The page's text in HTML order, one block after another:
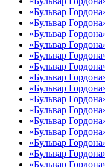
«Бульвар
«Бульвар
«Бульвар
«Бульвар
«Бульвар
«Бульвар
«Бульвар
«Бульвар
«Бульвар
«Бульвар
«Бульвар
«Бульвар
«Бульвар
«Бульвар
«Бульвар